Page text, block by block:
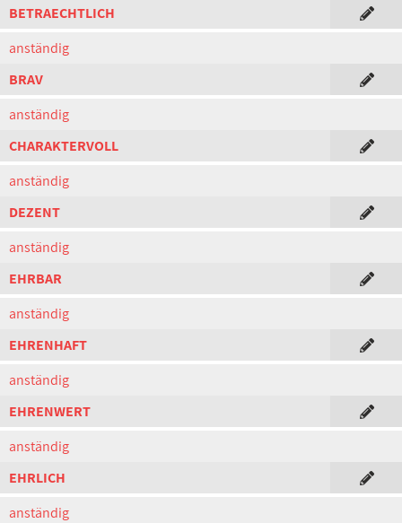
BETRAECHTLICH
anständig
BRAV
anständig
CHARAKTERVOLL
anständig
DEZENT
anständig
EHRBAR
anständig
EHRENHAFT
anständig
EHRENWERT
anständig
EHRLICH
anständig